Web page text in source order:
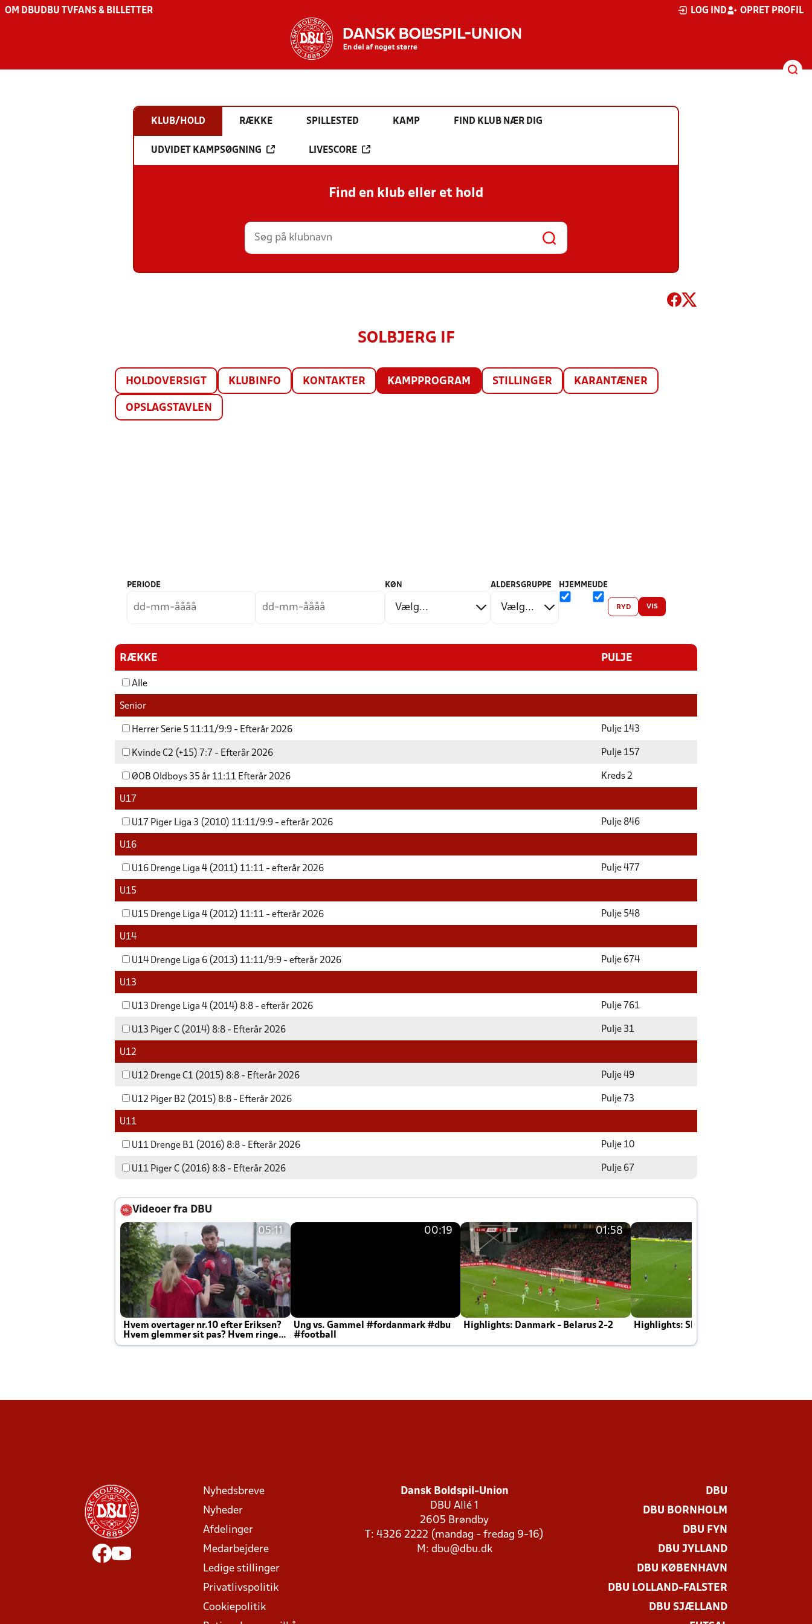
OM DBU DBU TV FANS & BILLETTER LOG IND OPRET PROFIL
KLUB/HOLD RÆKKE SPILLESTED KAMP FIND KLUB NÆR DIG
UDVIDET KAMPSØGNING LIVESCORE
Find en klub eller et hold
SOLBJERG IF
HOLDOVERSIGT KLUBINFO KONTAKTER KAMPPROGRAM STILLINGER KARANTÆNER
OPSLAGSTAVLEN
PERIODE KØN ALDERSGRUPPE HJEMMEUDE
RYD VIS
RÆKKE PULJE
Alle
Senior
Herrer Serie 5 11:11/9:9 - Efterår 2026 Pulje 143
Kvinde C2 (+15) 7:7 - Efterår 2026 Pulje 157
ØOB Oldboys 35 år 11:11 Efterår 2026 Kreds 2
U17
U17 Piger Liga 3 (2010) 11:11/9:9 - efterår 2026 Pulje 846
U16
U16 Drenge Liga 4 (2011) 11:11 - efterår 2026 Pulje 477
U15
U15 Drenge Liga 4 (2012) 11:11 - efterår 2026 Pulje 548
U14
U14 Drenge Liga 6 (2013) 11:11/9:9 - efterår 2026 Pulje 674
U13
U13 Drenge Liga 4 (2014) 8:8 - efterår 2026 Pulje 761
U13 Piger C (2014) 8:8 - Efterår 2026 Pulje 31
U12
U12 Drenge C1 (2015) 8:8 - Efterår 2026 Pulje 49
U12 Piger B2 (2015) 8:8 - Efterår 2026 Pulje 73
U11
U11 Drenge B1 (2016) 8:8 - Efterår 2026 Pulje 10
U11 Piger C (2016) 8:8 - Efterår 2026 Pulje 67
Videoer fra DBU
05:11
Hvem overtager nr.10 efter Eriksen?
Hvem glemmer sit pas? Hvem ringer
Joachim altid til efter kampe?
00:19
Ung vs. Gammel #fordanmark #dbu
#football
01:58
Highlights: Danmark - Belarus 2-2 Highlights: Skotland - Danmark 4-2
Nyhedsbreve
Nyheder
Afdelinger
Medarbejdere
Ledige stillinger
Privatlivspolitik
Cookiepolitik
Dansk Boldspil-Union
DBU Allé 1
2605 Brøndby
T: 4326 2222 (mandag - fredag 9-16)
M: dbu@dbu.dk
DBU
DBU BORNHOLM
DBU FYN
DBU JYLLAND
DBU KØBENHAVN
DBU LOLLAND-FALSTER
DBU SJÆLLAND